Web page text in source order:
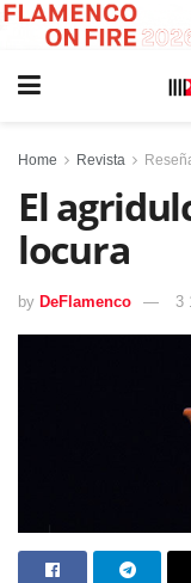
Home Revista
El
locura
by DeFlamenco 3